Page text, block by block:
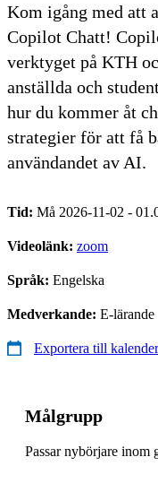
Kom igång med att
Copilot Chatt!
verktyget på KTH
anställda och
hur du kommer åt
strategier för att få
användandet av AI.
Tid: Må 2026-11-02 -
Videolänk: zoom
Språk: Engelska
Medverkande: E-lärande
Exportera till kalender
Målgrupp
Passar nybörjare